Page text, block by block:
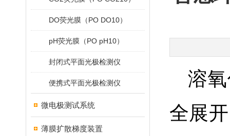
DO荧光膜（PO DO10）
pH荧光膜（PO pH10）
封闭式平面光极检测仪
便携式平面光极检测仪
微电极测试系统
薄膜扩散梯度装置
溶
全展